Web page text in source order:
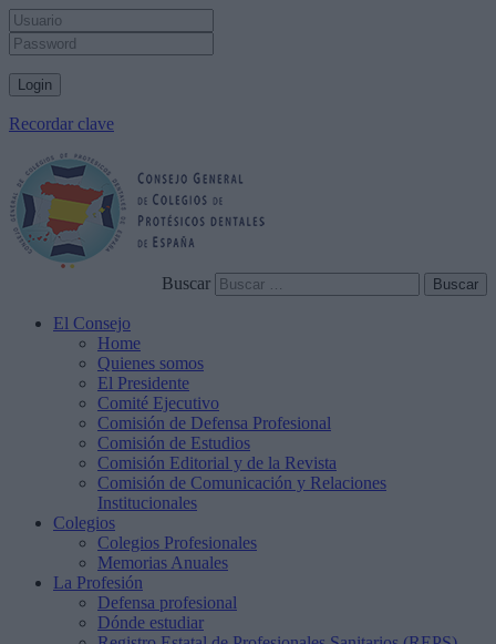
Recordar clave
Buscar
El Consejo
Home
Quienes somos
El Presidente
Comité Ejecutivo
Comisión de Defensa Profesional
Comisión de Estudios
Comisión Editorial y de la Revista
Comisión de Comunicación y Relaciones
Institucionales
Colegios
Colegios Profesionales
Memorias Anuales
La Profesión
Defensa profesional
Dónde estudiar